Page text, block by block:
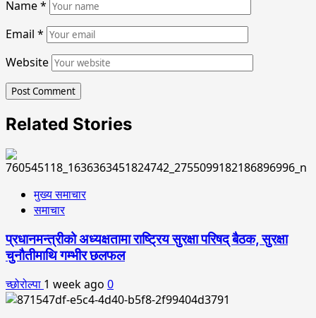
Name*
Email *
Website
Related Stories
मुख्य समाचार
समाचार
प्रधानमन्त्रीको अध्यक्षतामा राष्ट्रिय सुरक्षा परिषद् बैठक, सुरक्षा
चुनौतीमाथि गम्भीर छलफल
च्छोरोल्पा 1 week ago 0